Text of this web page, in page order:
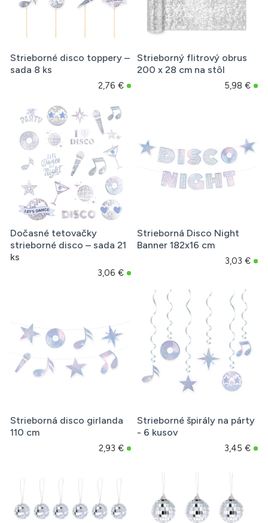
Strieborné disco toppery –
sada 8 ks
2,76 €
Strieborný flitrový obrus
200 x 28 cm na stôl
5,98 €
Dočasné tetovačky
strieborné disco – sada 21
ks
3,06 €
Strieborná Disco Night
Banner 182x16 cm
3,03 €
Strieborná disco girlanda
110 cm
2,93 €
Strieborné špirály na párty
- 6 kusov
3,45 €